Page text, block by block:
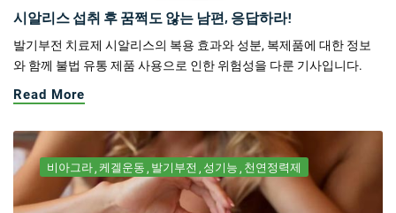
시알리스 섭취 후 꿈쩍도 않는 남편, 응답하라!
발기부전 치료제 시알리스의 복용 효과와 성분, 복제품에 대한 정보
와 함께 불법 유통 제품 사용으로 인한 위험성을 다룬 기사입니다.
Read More
비아그라 케겔운동 발기부전 성기능 천연정력제